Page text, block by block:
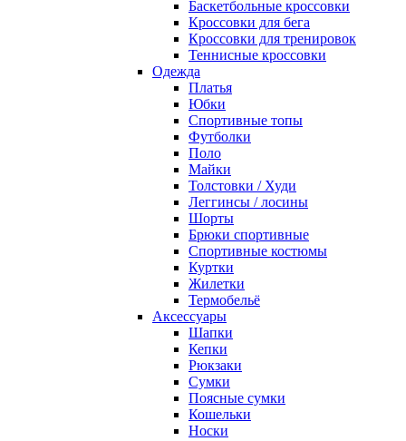
Баскетбольные кроссовки
Кроссовки для бега
Кроссовки для тренировок
Теннисные кроссовки
Одежда
Платья
Юбки
Спортивные топы
Футболки
Поло
Майки
Толстовки / Худи
Леггинсы / лосины
Шорты
Брюки спортивные
Спортивные костюмы
Куртки
Жилетки
Термобельё
Аксессуары
Шапки
Кепки
Рюкзаки
Сумки
Поясные сумки
Кошельки
Носки